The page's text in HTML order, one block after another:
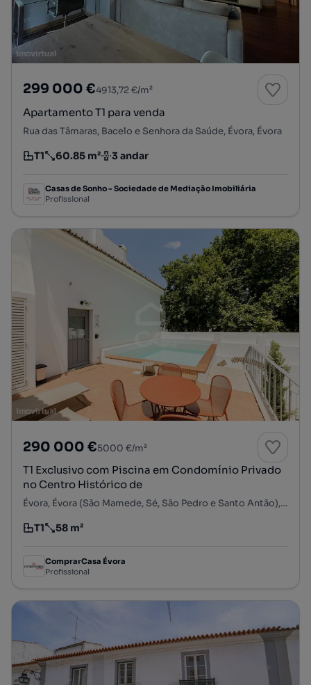
299 000 €4913,72 €/m²
Apartamento T1 para venda
Rua das Tâmaras, Bacelo e Senhora da Saúde, Évora, Évora
Tipologia
T1
Preço por metro quadrado
60.85 m²
Andar 3 andar
Casas de Sonho - Sociedade de Mediação Imobiliária
Profissional
290 000 €5000 €/m²
T1 Exclusivo com Piscina em Condomínio Privado
no Centro Histórico de
Évora, Évora (São Mamede, Sé, São Pedro e Santo Antão), Évora, Évora
Tipologia
T1
Preço por metro quadrado
58 m²
ComprarCasa Évora
Profissional